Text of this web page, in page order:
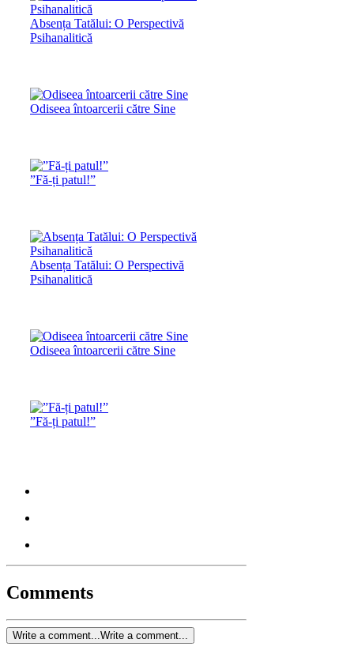
Absența Tatălui: O Perspectivă
Psihanalitică
Odiseea întoarcerii către Sine
”Fă-ți patul!”
Absența Tatălui: O Perspectivă
Psihanalitică
Odiseea întoarcerii către Sine
”Fă-ți patul!”
Comments
Write a comment... Write a comment...